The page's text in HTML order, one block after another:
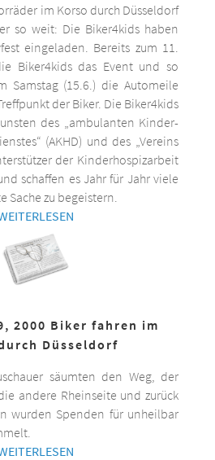
im Korso durch Düsseldorf
so weit: Die Biker4kids haben
eingeladen. Bereits zum 11.
Biker4kids das Event und so
Samstag (15.6.) die Automeile
der Biker. Die Biker4kids
des „ambulanten Kinder-
(AKHD) und des „Vereins
der Kinderhospizarbeit
schaffen es Jahr für Jahr viele
Sache zu begeistern.
2000 Biker fahren im
Düsseldorf
säumten den Weg, der
andere Rheinseite und zurück
wurden Spenden für unheilbar